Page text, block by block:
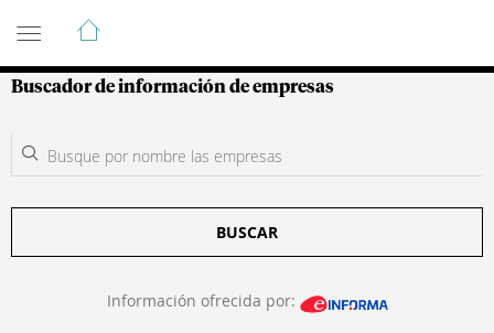
Guía de Empresas Colombianas
Buscador de información de empresas
BUSCAR
Información ofrecida por: